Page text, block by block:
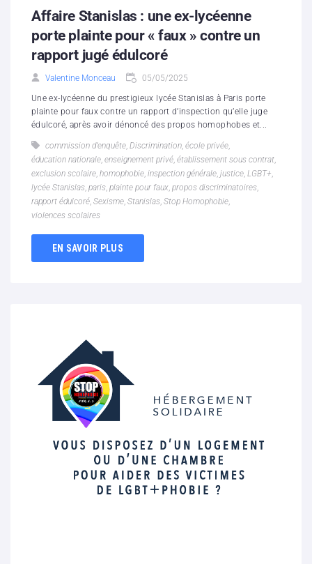
Affaire Stanislas : une ex-lycéenne
porte plainte pour « faux » contre un
rapport jugé édulcoré
Valentine Monceau 05/05/2025
Une ex-lycéenne du prestigieux lycée Stanislas à Paris porte
plainte pour faux contre un rapport d’inspection qu’elle juge
édulcoré, après avoir dénoncé des propos homophobes et...
commission d’enquête, Discrimination, école privée,
éducation nationale, enseignement privé, établissement sous contrat,
exclusion scolaire, homophobie, inspection générale, justice, LGBT+,
lycée Stanislas, paris, plainte pour faux, propos discriminatoires,
rapport édulcoré, Sexisme, Stanislas, Stop Homophobie,
violences scolaires
EN SAVOIR PLUS